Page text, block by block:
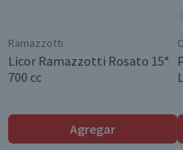
Ramazzotti
Licor Ramazzotti Rosato 15°
700 cc
Agregar